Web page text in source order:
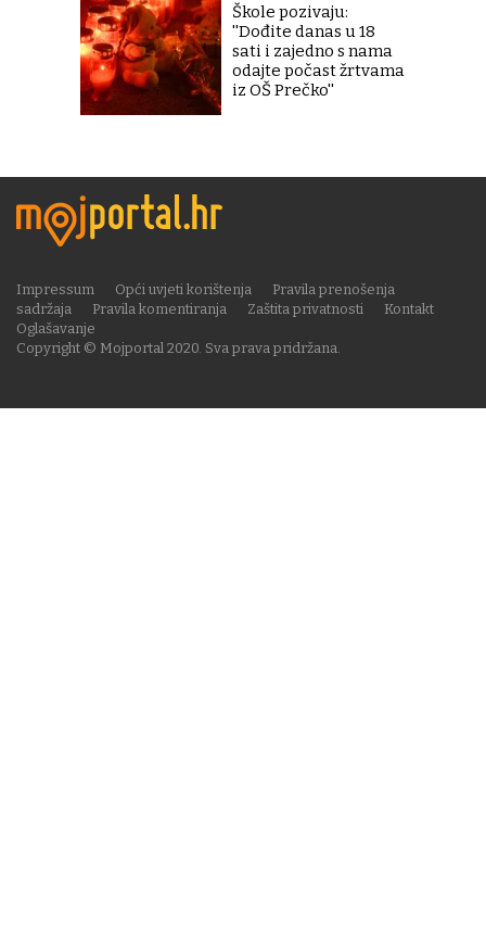
Škole pozivaju:
''Dođite danas u 18
sati i zajedno s nama
odajte počast žrtvama
iz OŠ Prečko''
Copyright © Mojportal 2020. Sva prava pridržana.
Impressum Opći uvjeti korištenja
Pravila prenošenja
sadržaja
Pravila komentiranja Zaštita privatnosti
Kontakt
Oglašavanje